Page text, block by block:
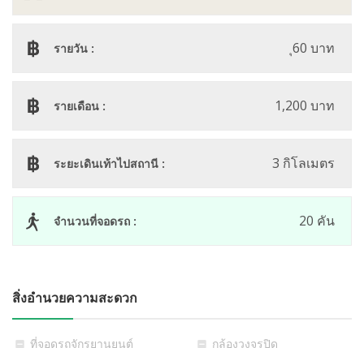
รายวัน : ุ60 บาท
รายเดือน : 1,200 บาท
ระยะเดินเท้าไปสถานี : 3 กิโลเมตร
จำนวนที่จอดรถ : 20 คัน
สิ่งอำนวยความสะดวก
ที่จอดรถจักรยานยนต์
กล้องวงจรปิด